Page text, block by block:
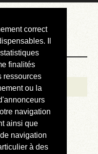
correct
Il
finalités
ressources
ou la
navigation
ainsi que
navigation
à des